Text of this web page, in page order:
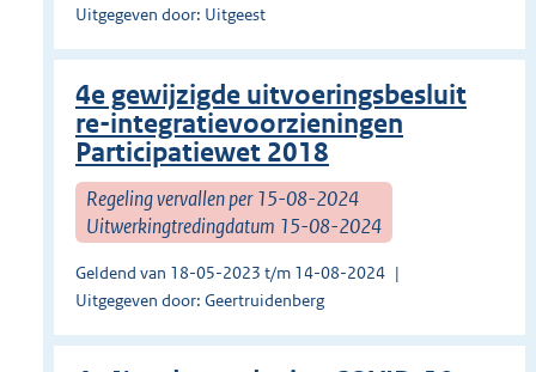
Uitgegeven door: Uitgeest
4e gewijzigde uitvoeringsbesluit
re-integratievoorzieningen
Participatiewet 2018
Regeling vervallen per 15-08-2024
Uitwerkingtredingdatum 15-08-2024
Geldend van 18-05-2023 t/m 14-08-2024
Uitgegeven door: Geertruidenberg